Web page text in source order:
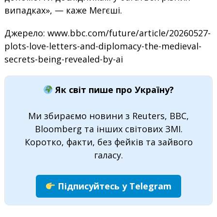
випадках», — каже Мегєші.
Джерело: www.bbc.com/future/article/20260527-
plots-love-letters-and-diplomacy-the-medieval-
secrets-being-revealed-by-ai
Як світ пише про Україну?
Ми збираємо новини з Reuters, BBC,
Bloomberg та інших світових ЗМІ.
Коротко, факти, без фейків та зайвого
галасу.
Підписуйтесь у Telegram